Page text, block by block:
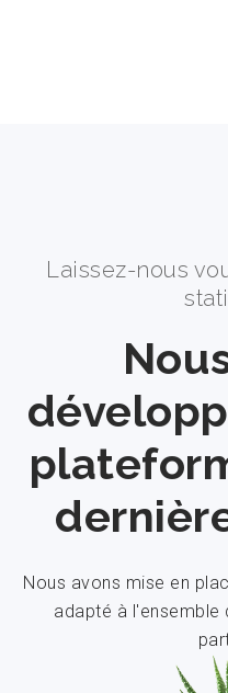
Laissez-nous
Nous avons mise en
adapté à l'ensemble